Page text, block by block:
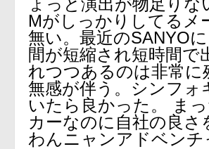
Mがしっかりしてるメ
無い。最近のSANYO
間が短縮され短時間で
れつつあるのは非常に
無感が伴う。シンフ
いたら良かった。 ま
カーなのに自社の良
わんニャンアドベン